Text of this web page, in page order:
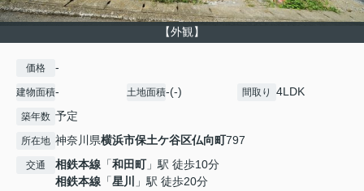
【外観】
価格 -
建物面積- 土地面積-(-) 間取り 4LDK
築年数 予定
所在地 神奈川県横浜市保土ケ谷区仏向町797
交通 相鉄本線 「和田町」駅 徒歩10分
相鉄本線 「星川
」駅 徒歩20分